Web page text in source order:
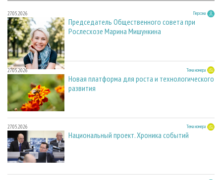
27.05.2026 Персона
Председатель Общественного совета при
Рослесхозе Марина Мишункина
27.05.2026 Тема номера
Новая платформа для роста и технологического
развития
27.05.2026 Тема номера
Национальный проект. Хроника событий